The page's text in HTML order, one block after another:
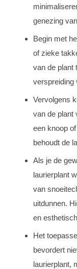
genezing
Begin met
of zieke
van de plant
verspreiding
Vervolgens
van de plant
een knoop
behoudt de
Als je de
laurierplant
van
uitdunnen.
en
Het
bevordert
laurierplant,